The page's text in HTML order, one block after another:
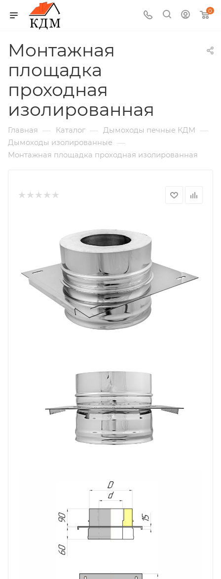
0
Монтажная
площадка
проходная
изолированная
Главная — Каталог — Дымоходы печные КДМ —
Дымоходы изолированные —
Монтажная площадка проходная изолированная